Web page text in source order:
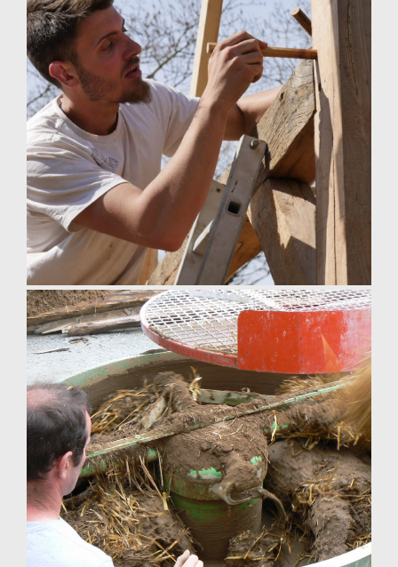
charpente chevillée
charpente chevillée